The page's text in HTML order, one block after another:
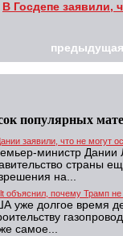
В Госдепе заявили,
предыдущая
популярных
заявили, что не могут
министр Дании
страны
на...
объяснил, почему Трамп
уже долгое время
самое...